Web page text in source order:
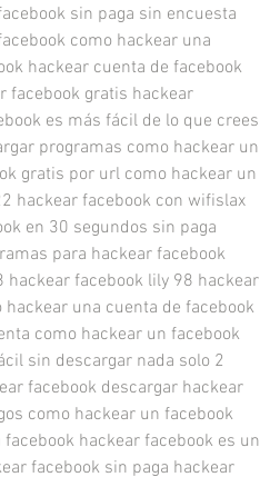
sin paga sin encuesta
como hackear una
hackear cuenta de facebook
facebook gratis hackear
es más fácil de lo que crees
programas como hackear un
gratis por url como hackear un
hackear facebook con wifislax
en 30 segundos sin paga
para hackear facebook
hackear facebook lily 98 hackear
una cuenta de facebook
como hackear un facebook
sin descargar nada solo 2
facebook descargar hackear
como hackear un facebook
hackear facebook es un
facebook sin paga hackear